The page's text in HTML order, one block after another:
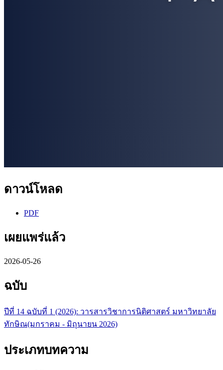
ดาวน์โหลด
PDF
เผยแพร่แล้ว
2026-05-26
ฉบับ
ปีที่ 14 ฉบับที่ 1 (2026): วารสารวิชาการนิติศาสตร์ มหาวิทยาลัย
ทักษิณ(มกราคม - มิถุนายน 2026)
ประเภทบทความ